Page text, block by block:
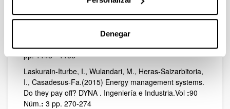
Denegar
Laskurain, I., Heras‐Saizarbitoria, I. &Casadesús, M..
(2015) Fostering renewable energy sources by
standards for environmental and energy management.
pp. 1148-1156
Laskurain-Iturbe, I., Wulandari, M., Heras-Saizarbitoria,
I., Casadesus-Fa.(2015) Energy management systems.
Do they pay off? DYNA . Ingeniería e Industria.Vol :90
Núm.: 3 pp. 270-274